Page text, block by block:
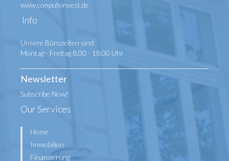
www.conpulsinvest.de
Info
Unsere Bürozeiten sind:
Montag - Freitag 8.00 - 18.00 Uhr
Newsletter
Subscribe Now!
Our Services
Home
Immobilien
Finanzierung